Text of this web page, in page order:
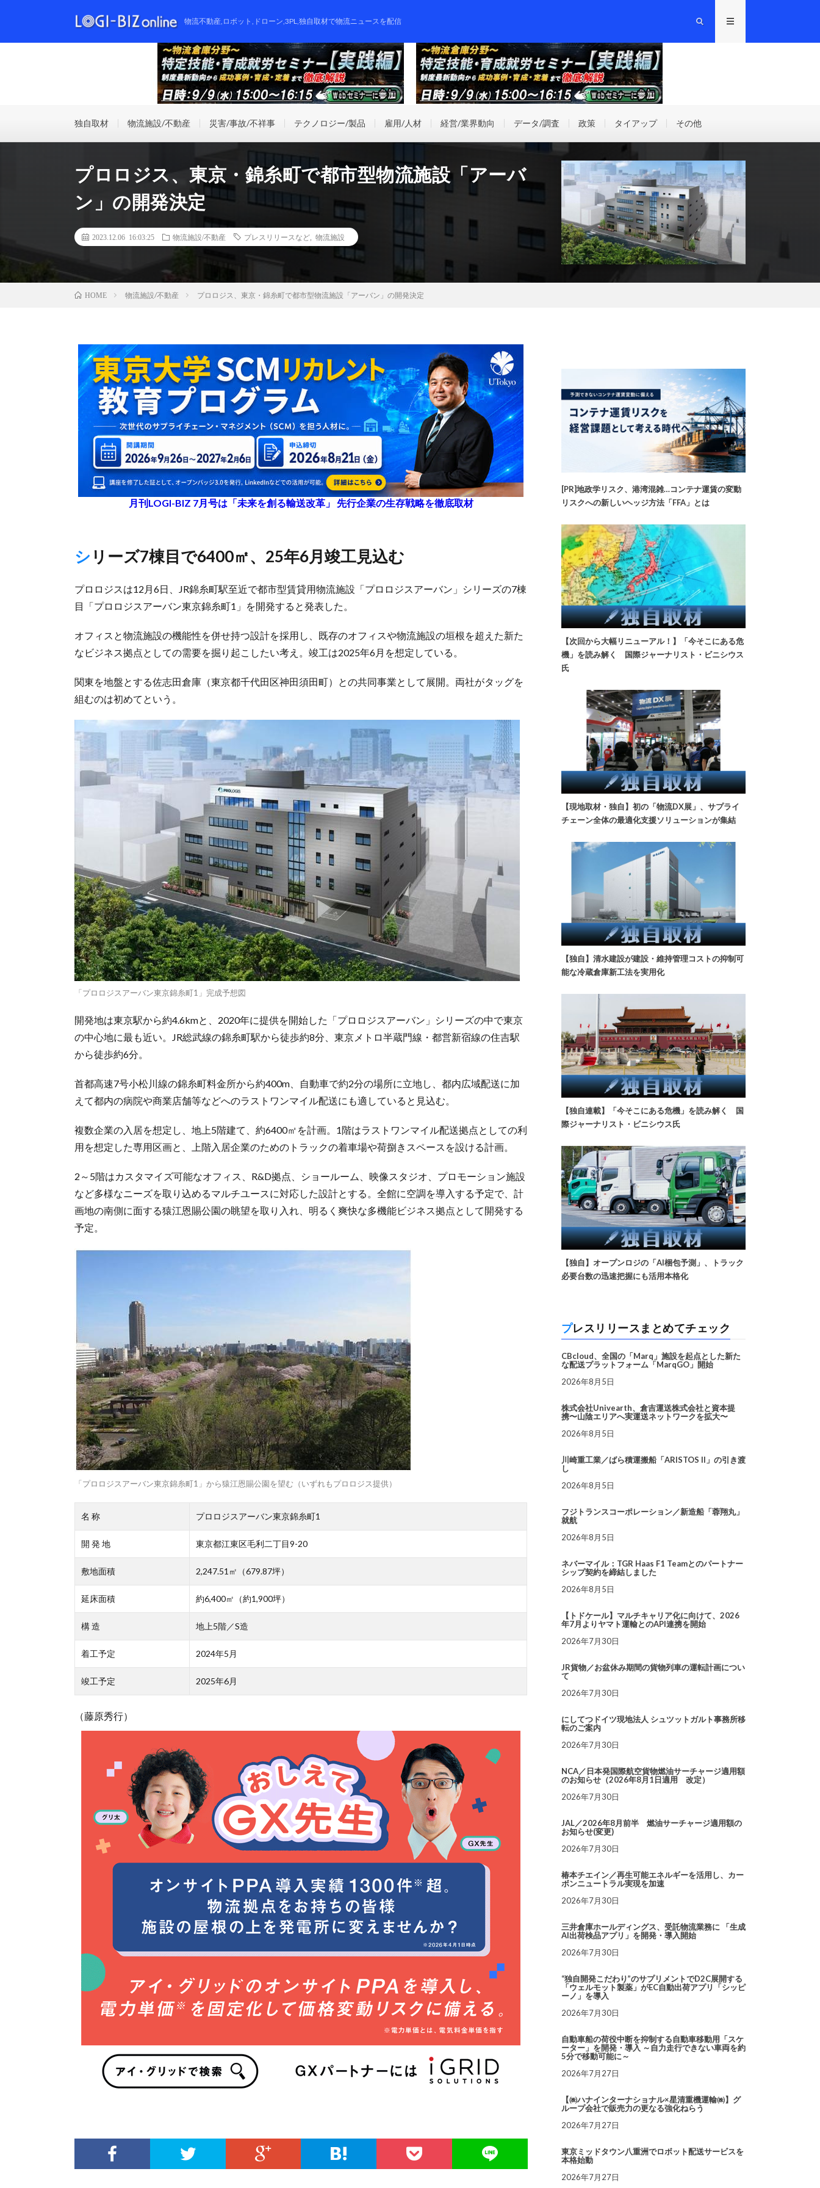
物流不動産,ロボット,ドローン,3PL,独自取材で物流ニュースを配信
独自取材 物流施設/不動産 災害/事故/不祥事 テクノロジー/製品 雇用/人材 経営/業界動向 データ/調査 政策 タイアップ その他
プロロジス、東京・錦糸町で都市型物流施設「アーバ
ン」の開発決定
2023.12.06 16:03:25 物流施設/不動産 プレスリリースなど 物流施設
HOME 物流施設/不動産 プロロジス、東京・錦糸町で都市型物流施設「アーバン」の開発決定
月刊LOGI-BIZ 7月号は「未来を創る輸送改革」 先行企業の生存戦略を徹底取材
シリーズ7棟目で6400㎡、25年6月竣工見込む
プロロジスは12月6日、JR錦糸町駅至近で都市型賃貸用物流施設「プロロジスアーバン」シリーズの7棟
目「プロロジスアーバン東京錦糸町1」を開発すると発表した。
オフィスと物流施設の機能性を併せ持つ設計を採用し、既存のオフィスや物流施設の垣根を超えた新た
なビジネス拠点としての需要を掘り起こしたい考え。竣工は2025年6月を想定している。
関東を地盤とする佐志田倉庫（東京都千代田区神田須田町）との共同事業として展開。両社がタッグを
組むのは初めてという。
「プロロジスアーバン東京錦糸町1」完成予想図
開発地は東京駅から約4.6kmと、2020年に提供を開始した「プロロジスアーバン」シリーズの中で東京
の中心地に最も近い。JR総武線の錦糸町駅から徒歩約8分、東京メトロ半蔵門線・都営新宿線の住吉駅
から徒歩約6分。
首都高速7号小松川線の錦糸町料金所から約400m、自動車で約2分の場所に立地し、都内広域配送に加
えて都内の病院や商業店舗等などへのラストワンマイル配送にも適していると見込む。
複数企業の入居を想定し、地上5階建て、約6400㎡を計画。1階はラストワンマイル配送拠点としての利
用を想定した専用区画と、上階入居企業のためのトラックの着車場や荷捌きスペースを設ける計画。
2～5階はカスタマイズ可能なオフィス、R&D拠点、ショールーム、映像スタジオ、プロモーション施設
など多様なニーズを取り込めるマルチユースに対応した設計とする。全館に空調を導入する予定で、計
画地の南側に面する猿江恩賜公園の眺望を取り入れ、明るく爽快な多機能ビジネス拠点として開発する
予定。
「プロロジスアーバン東京錦糸町1」から猿江恩賜公園を望む（いずれもプロロジス提供）
名 称 プロロジスアーバン東京錦糸町1
開 発 地 東京都江東区毛利二丁目9-20
敷地面積 2,247.51㎡（679.87坪）
延床面積 約6,400㎡（約1,900坪）
構 造 地上5階／S造
着工予定 2024年5月
竣工予定 2025年6月
（藤原秀行）
[PR]地政学リスク、港湾混雑…コンテナ運賃の変動
リスクへの新しいヘッジ方法「FFA」とは
【次回から大幅リニューアル！】「今そこにある危
機」を読み解く 国際ジャーナリスト・ビニシウス
氏
【現地取材・独自】初の「物流DX展」、サプライ
チェーン全体の最適化支援ソリューションが集結
【独自】清水建設が建設・維持管理コストの抑制可
能な冷蔵倉庫新工法を実用化
【独自連載】「今そこにある危機」を読み解く 国
際ジャーナリスト・ビニシウス氏
【独自】オープンロジの「AI梱包予測」、トラック
必要台数の迅速把握にも活用本格化
プレスリリースまとめてチェック
CBcloud、全国の「Marq」施設を起点とした新た
な配送プラットフォーム「MarqGO」開始
2026年8月5日
株式会社Univearth、倉吉運送株式会社と資本提
携〜山陰エリアへ実運送ネットワークを拡大〜
2026年8月5日
川崎重工業／ばら積運搬船「ARISTOS II」の引き渡
し
2026年8月5日
フジトランスコーポレーション／新造船「蓉翔丸」
就航
2026年8月5日
ネバーマイル：TGR Haas F1 Teamとのパートナー
シップ契約を締結しました
2026年8月5日
【トドケール】マルチキャリア化に向けて、2026
年7月よりヤマト運輸とのAPI連携を開始
2026年7月30日
JR貨物／お盆休み期間の貨物列車の運転計画につい
て
2026年7月30日
にしてつドイツ現地法人 シュツットガルト事務所移
転のご案内
2026年7月30日
NCA／日本発国際航空貨物燃油サーチャージ適用額
のお知らせ（2026年8月1日適用 改定）
2026年7月30日
JAL／2026年8月前半 燃油サーチャージ適用額の
お知らせ(変更)
2026年7月30日
椿本チエイン／再生可能エネルギーを活用し、カー
ボンニュートラル実現を加速
2026年7月30日
三井倉庫ホールディングス、受託物流業務に 「生成
AI出荷検品アプリ」を開発・導入開始
2026年7月30日
“独自開発こだわり”のサプリメントでD2C展開する
「ウェルモット製薬」がEC自動出荷アプリ「シッピ
ーノ」を導入
2026年7月30日
自動車船の荷役中断を抑制する自動車移動用「スケ
ーター」を開発・導入 ～自力走行できない車両を約
5分で移動可能に～
2026年7月27日
【㈱ハナインターナショナル×星清重機運輸㈱】グ
ループ会社で販売力の更なる強化ねらう
2026年7月27日
東京ミッドタウン八重洲でロボット配送サービスを
本格始動
2026年7月27日